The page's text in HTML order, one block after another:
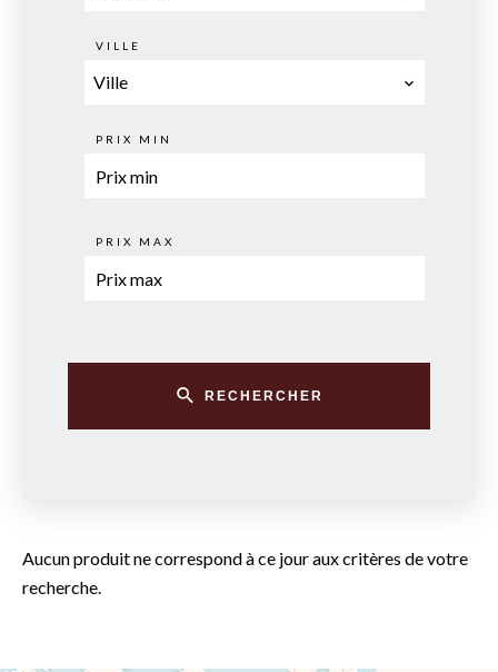
Aucun produit ne correspond à ce jour aux critères de votre
recherche.
VILLE
Ville
PRIX MIN
PRIX MAX
RECHERCHER